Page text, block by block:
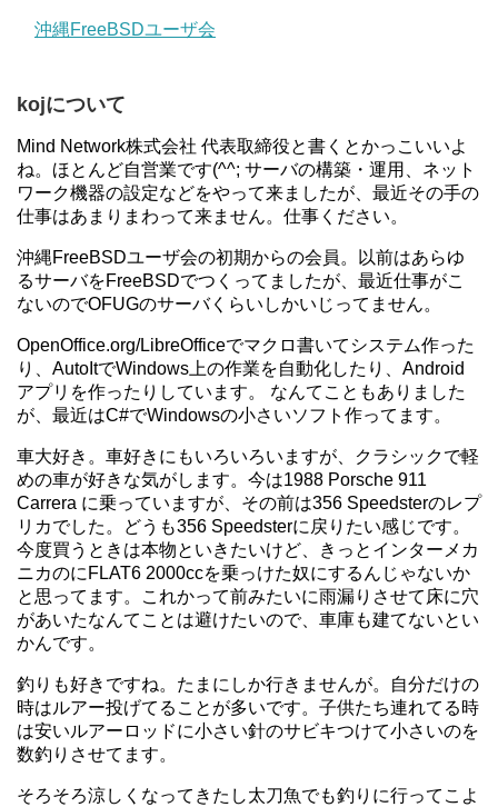
沖縄FreeBSDユーザ会
kojについて
Mind Network株式会社 代表取締役と書くとかっこいいよ
ね。ほとんど自営業です(^^; サーバの構築・運用、ネット
ワーク機器の設定などをやって来ましたが、最近その手の
仕事はあまりまわって来ません。仕事ください。
沖縄FreeBSDユーザ会の初期からの会員。以前はあらゆ
るサーバをFreeBSDでつくってましたが、最近仕事がこ
ないのでOFUGのサーバくらいしかいじってません。
OpenOffice.org/LibreOfficeでマクロ書いてシステム作った
り、AutoItでWindows上の作業を自動化したり、Android
アプリを作ったりしています。 なんてこともありました
が、最近はC#でWindowsの小さいソフト作ってます。
車大好き。車好きにもいろいろいますが、クラシックで軽
めの車が好きな気がします。今は1988 Porsche 911
Carrera に乗っていますが、その前は356 Speedsterのレプ
リカでした。どうも356 Speedsterに戻りたい感じです。
今度買うときは本物といきたいけど、きっとインターメカ
ニカのにFLAT6 2000ccを乗っけた奴にするんじゃないか
と思ってます。これかって前みたいに雨漏りさせて床に穴
があいたなんてことは避けたいので、車庫も建てないとい
かんです。
釣りも好きですね。たまにしか行きませんが。自分だけの
時はルアー投げてることが多いです。子供たち連れてる時
は安いルアーロッドに小さい針のサビキつけて小さいのを
数釣りさせてます。
そろそろ涼しくなってきたし太刀魚でも釣りに行ってこよ